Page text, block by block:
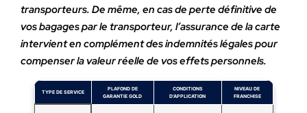
transporteurs. De même, en cas de perte définitive de
vos bagages par le transporteur, l’assurance de la carte
intervient en complément des indemnités légales pour
compenser la valeur réelle de vos effets personnels.
TYPE DE SERVICE
PLAFOND DE
GARANTIE GOLD
CONDITIONS
D’APPLICATION
NIVEAU DE
FRANCHISE